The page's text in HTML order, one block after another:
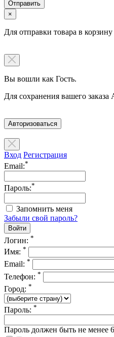
×
Для отправки товара в
Вы вошли как Гость.
Для сохранения вашего заказа
Авторизоваться
Вход Регистрация
Email:*
Пароль:*
Запомнить меня
Забыли свой пароль?
Логин: *
Имя: *
Email: *
Телефон: *
Город: *
Пароль: *
Пароль должен быть не менее